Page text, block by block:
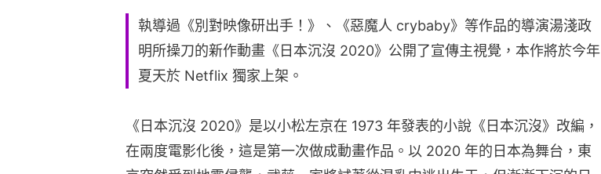
執導過《別對映像研出手！》、《惡魔人 crybaby》等作品的導演湯淺政
明所操刀的新作動畫《日本沉沒 2020》公開了宣傳主視覺，本作將於今年
夏天於 Netflix 獨家上架。
《日本沉沒 2020》是以小松左京在 1973 年發表的小說《日本沉沒》改編，
在兩度電影化後，這是第一次做成動畫作品。以 2020 年的日本為舞台，東